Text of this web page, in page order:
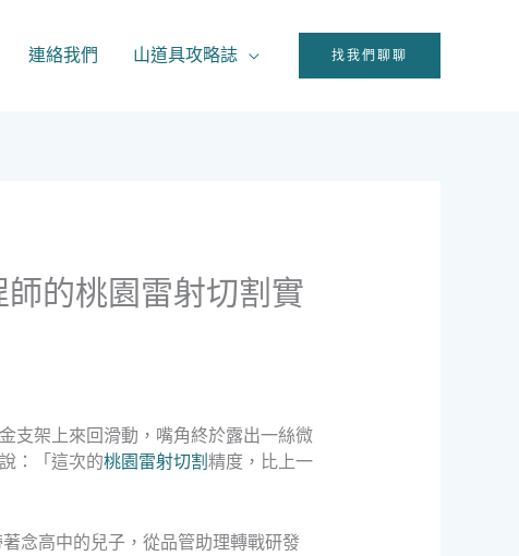
連絡我們 山道具攻略誌 找我們聊聊
的桃園雷射切割實
支架上來回滑動，嘴角終於露出一絲微
：「這次的桃園雷射切割 精度，比上一
念高中的兒子，從品管助理轉戰研發